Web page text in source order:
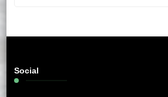
Social